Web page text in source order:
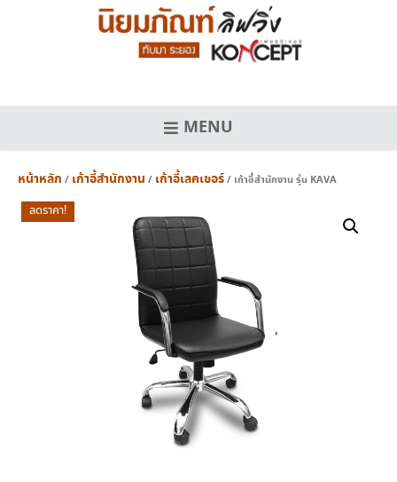
MENU
หน้าหลัก / เก้าอี้สำนักงาน / เก้าอี้เลคเชอร์/ เก้าอี้สำนักงาน รุ่น KAVA
ลดราคา!